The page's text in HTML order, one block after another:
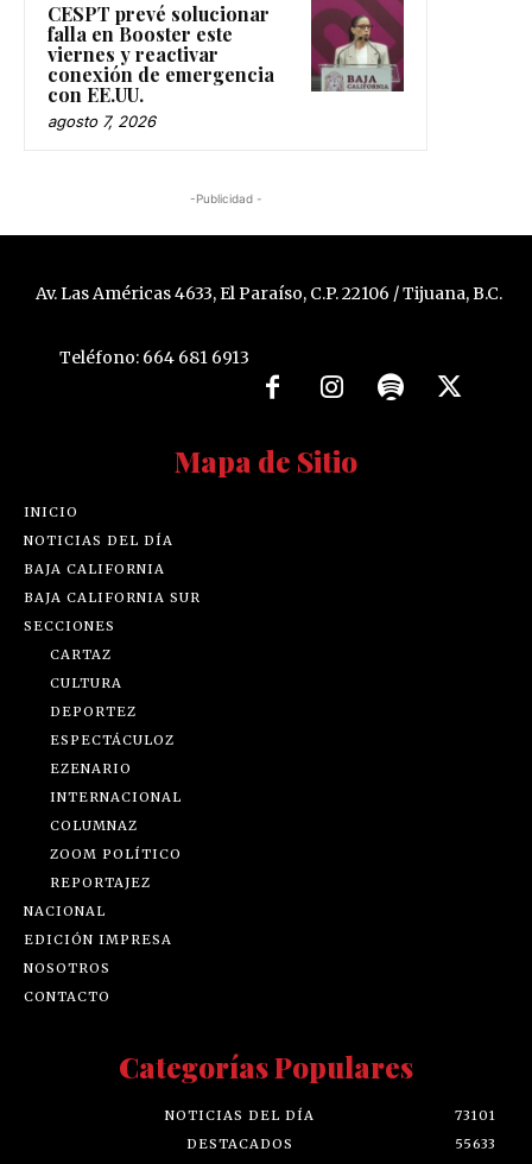
CESPT prevé solucionar
falla en Booster este
viernes y reactivar
conexión de emergencia
con EE.UU.
agosto 7, 2026
-Publicidad -
Av. Las Américas 4633, El Paraíso, C.P. 22106 / Tijuana, B.C.
Teléfono: 664 681 6913
Mapa de Sitio
INICIO
NOTICIAS DEL DÍA
BAJA CALIFORNIA
BAJA CALIFORNIA SUR
SECCIONES
CARTAZ
CULTURA
DEPORTEZ
ESPECTÁCULOZ
EZENARIO
INTERNACIONAL
COLUMNAZ
ZOOM POLÍTICO
REPORTAJEZ
NACIONAL
EDICIÓN IMPRESA
NOSOTROS
CONTACTO
Categorías Populares
NOTICIAS DEL DÍA
73101
DESTACADOS
55633